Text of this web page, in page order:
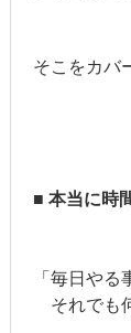
そこをカバ
■ 本当に時
「毎日やる
それでも